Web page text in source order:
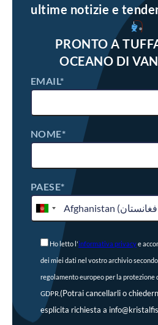
ultime notizie e
PRONTO A
OCEANO DI
EMAIL*
NOME*
PAESE*
Ho letto l'informativa privacye
dei miei dati nel vostro archivio
regolamento europeo per la protezione
GDPR. (Potrai cancellarli o
esplicita richiesta a